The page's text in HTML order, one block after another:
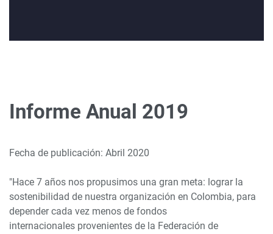
Informe Anual 2019
Fecha de publicación: Abril 2020
"Hace 7 años nos propusimos una gran meta: lograr la
sostenibilidad de nuestra organización en Colombia, para
depender cada vez menos de fondos
internacionales provenientes de la Federación de